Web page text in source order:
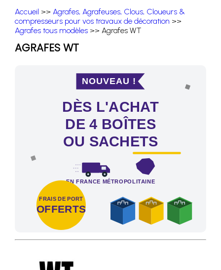
Accueil >> Agrafes, Agrafeuses, Clous, Cloueurs &
compresseurs pour vos travaux de décoration >>
Agrafes tous modèles >> Agrafes WT
AGRAFES WT
NOUVEAU !
DÈS L'ACHAT
DE 4 BOÎTES
OU SACHETS
EN FRANCE MÉTROPOLITAINE
FRAIS DE PORT
OFFERTS
Frais de port offerts en France métropolitaine dès l'achat de